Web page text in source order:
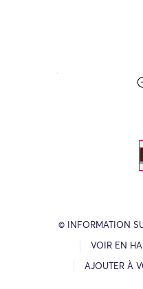
© INFORMATION
VOIR EN
AJOUTER À